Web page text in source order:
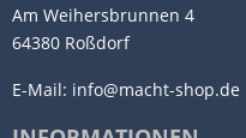
Am Weihersbrunnen 4
64380 Roßdorf
E-Mail: info@macht-shop.de